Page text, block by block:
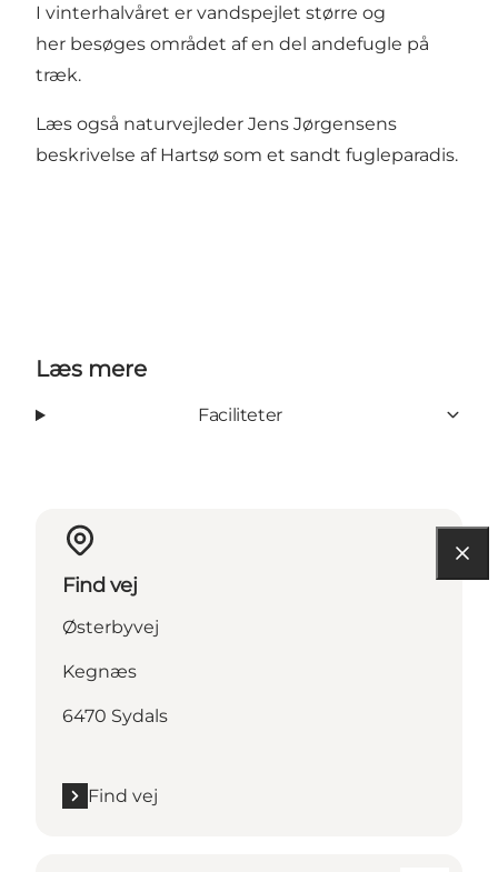
I vinterhalvåret er vandspejlet større og
her besøges området af en del andefugle på
træk.
Læs også naturvejleder Jens Jørgensens
beskrivelse af Hartsø som et sandt fugleparadis.
Læs mere
Faciliteter
Find vej
Østerbyvej
Kegnæs
6470 Sydals
Find vej